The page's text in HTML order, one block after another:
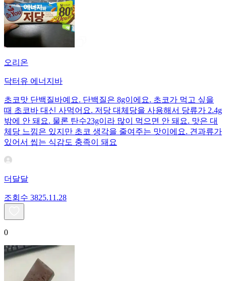
오리온
닥터유 에너지바
초코맛 단백질바예요. 단백질은 8g이에요. 초코가 먹고 싶을
때 초코바 대신 사먹어요. 저당 대체당을 사용해서 당류가 2.4g
밖에 안 돼요. 물론 탄수23g이라 많이 먹으면 안 돼요. 맛은 대
체당 느낌은 있지만 초코 생각을 줄여주는 맛이에요. 견과류가
있어서 씹는 식감도 충족이 돼요
더달달
조회수 3825.11.28
0